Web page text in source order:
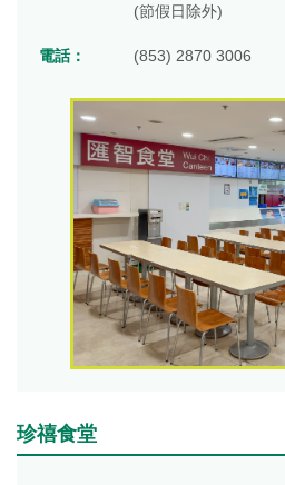
(節假日除外)
電話： (853) 2870 3006
珍禧食堂